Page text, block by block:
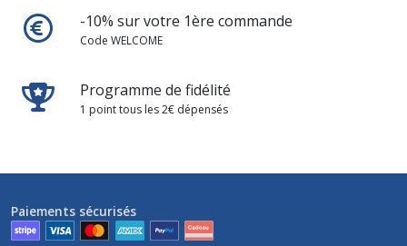
-10% sur votre 1ère commande
Code WELCOME
Programme de fidélité
1 point tous les 2€ dépensés
Paiements sécurisés